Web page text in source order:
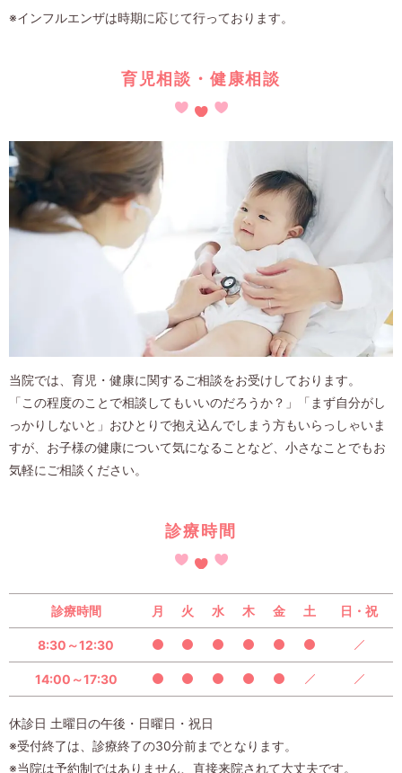
※インフルエンザは時期に応じて行っております。
育児相談・健康相談
当院では、育児・健康に関するご相談をお受けしております。
「この程度のことで相談してもいいのだろうか？」「まず自分がし
っかりしないと」おひとりで抱え込んでしまう方もいらっしゃいま
すが、お子様の健康について気になることなど、小さなことでもお
気軽にご相談ください。
診療時間
診療時間 月 火 水 木 金 土 日・祝
8:30～12:30
14:00～17:30
休診日 土曜日の午後・日曜日・祝日
※受付終了は、診療終了の30分前までとなります。
※当院は予約制ではありません、直接来院されて大丈夫です。